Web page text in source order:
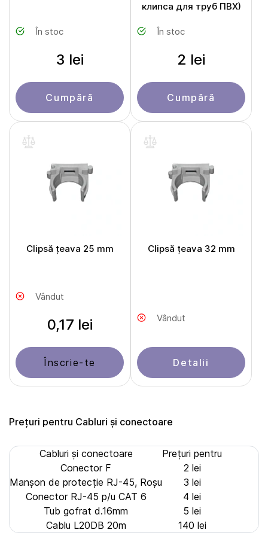
În stoc
3 lei
Cumpără
клипса для труб ПВХ)
În stoc
2 lei
Cumpără
Clipsă țeava 25 mm
Vândut
0,17 lei
Înscrie-te
Clipsă țeava 32 mm
Vândut
Detalii
Prețuri pentru Cabluri și сonectoare
Cabluri și сonectoare
Prețuri pentru
Conector F
2 lei
Manșon de protecție RJ-45, Roșu
3 lei
Conector RJ-45 p/u CAT 6
4 lei
Tub gofrat d.16mm
5 lei
Cablu L20DB 20m
140 lei